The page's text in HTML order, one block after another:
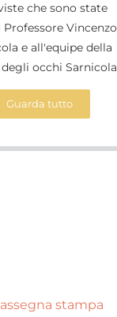
che sono state
Vincenzo
e all'equipe della
occhi Sarnicola​
Guarda tutto
stampa